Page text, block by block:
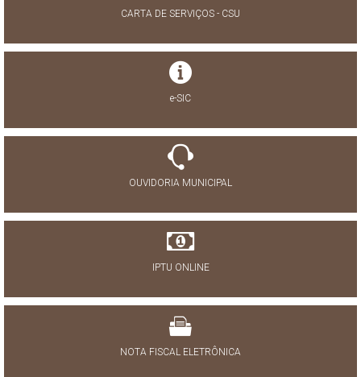
CARTA DE SERVIÇOS - CSU
e-SIC
OUVIDORIA MUNICIPAL
IPTU ONLINE
NOTA FISCAL ELETRÔNICA